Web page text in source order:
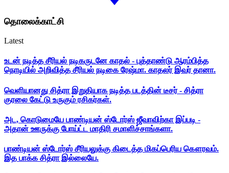
தொலைக்காட்சி
Latest
உடன் நடித்த சீரியல் நடிகருடனே காதல் - புத்தாண்டு ஆரம்பித்த
நொடியில் அறிவித்த சீரியல் நடிகை ரேஷ்மா. காதலர் இவர் தானா.
வெளியானது சித்ரா இறுதியாக நடித்த படத்தின் டீசர் - சித்ரா
குரலை கேட்டு உருகும் ரசிகர்கள்.
அட, கொடுமையே பாண்டியன் ஸ்டோர்ஸ் ஜீவாவிற்கா இப்படி -
அதான் ஊருக்கு போய்ட்ட மாதிரி சமாளிச்சாங்களா.
பாண்டியன் ஸ்டோர்ஸ் சீரியலுக்கு கிடைத்த மிகப்பெரிய கௌரவம்.
இத பாக்க சித்ரா இல்லையே.